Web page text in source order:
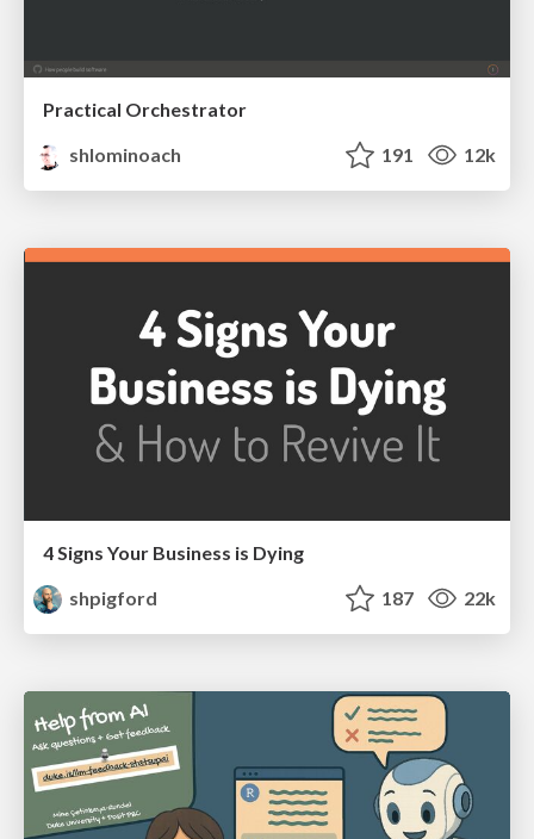
Practical Orchestrator
shlominoach
191 12k
4 Signs Your Business is Dying
shpigford
187 22k